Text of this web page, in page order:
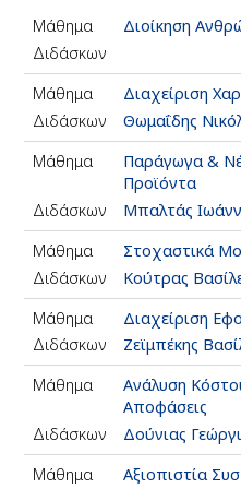
Μάθημα
Διοίκηση
Διδάσκων
Μάθημα
Διαχείριση
Διδάσκων
Θωμαΐδης
Μάθημα
Παράγωγα &
Προϊόντα
Διδάσκων
Μπαλτάς
Μάθημα
Στοχαστικά
Διδάσκων
Κούτρας
Μάθημα
Διαχείριση
Διδάσκων
Ζεϊμπέκης
Μάθημα
Ανάλυση
Αποφάσεις
Διδάσκων
Δούνιας
Μάθημα
Αξιοπιστία